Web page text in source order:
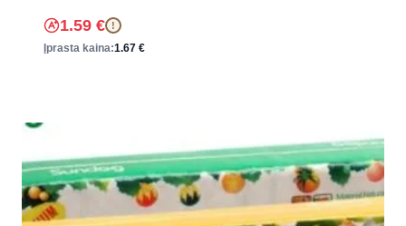
1.59 € !
Įprasta kaina:1.67 €